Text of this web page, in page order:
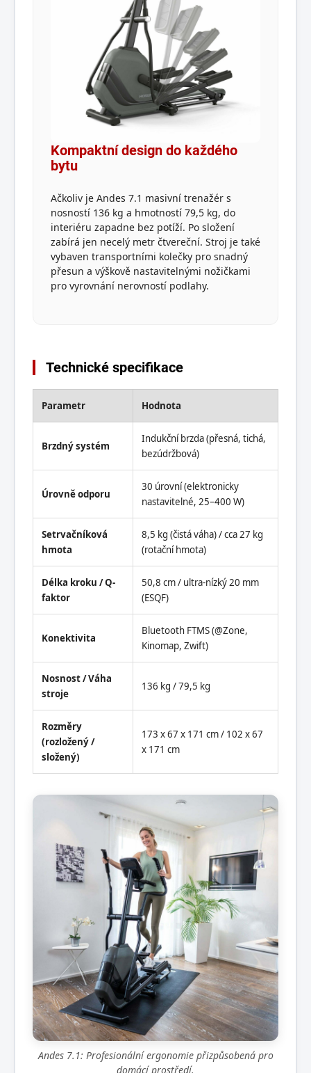
Kompaktní design do každého
bytu
Ačkoliv je Andes 7.1 masivní trenažér s
nosností 136 kg a hmotností 79,5 kg, do
interiéru zapadne bez potíží. Po složení
zabírá jen necelý metr čtvereční. Stroj je také
vybaven transportními kolečky pro snadný
přesun a výškově nastavitelnými nožičkami
pro vyrovnání nerovností podlahy.
Technické specifikace
Parametr Hodnota
Brzdný systém
Indukční brzda (přesná, tichá,
bezúdržbová)
Úrovně odporu
30 úrovní (elektronicky
nastavitelné, 25–400 W)
Setrvačníková
hmota
8,5 kg (čistá váha) / cca 27 kg
(rotační hmota)
Délka kroku / Q-
faktor
50,8 cm / ultra-nízký 20 mm
(ESQF)
Konektivita
Bluetooth FTMS (@Zone,
Kinomap, Zwift)
Nosnost / Váha
stroje
136 kg / 79,5 kg
Rozměry
(rozložený /
složený)
173 x 67 x 171 cm / 102 x 67
x 171 cm
Andes 7.1: Profesionální ergonomie přizpůsobená pro
domácí prostředí.